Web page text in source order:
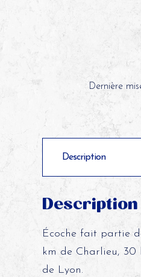
Dernière
Description
Description
Écoche fait partie
km de Charlieu, 30
de Lyon.